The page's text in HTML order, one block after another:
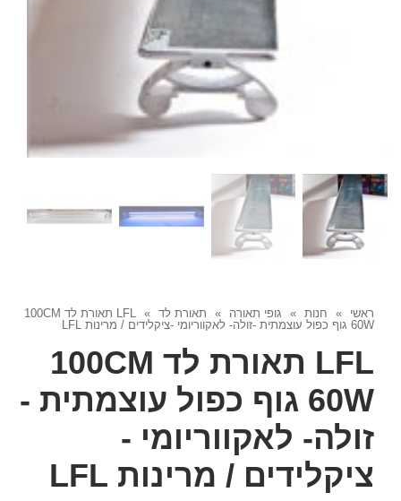
ראשי » חנות » גופי תאורה » תאורת לד »
LFL תאורת לד 100CM
60W גוף כפול עוצמתית -זולה- לאקווריומי -ציקלידים / מרינות LFL
LFL תאורת לד 100CM
60W גוף כפול עוצמתית -
זולה- לאקווריומי -
ציקלידים / מרינות LFL